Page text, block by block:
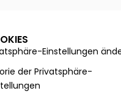
Einstellungen
der Privatsphäre-